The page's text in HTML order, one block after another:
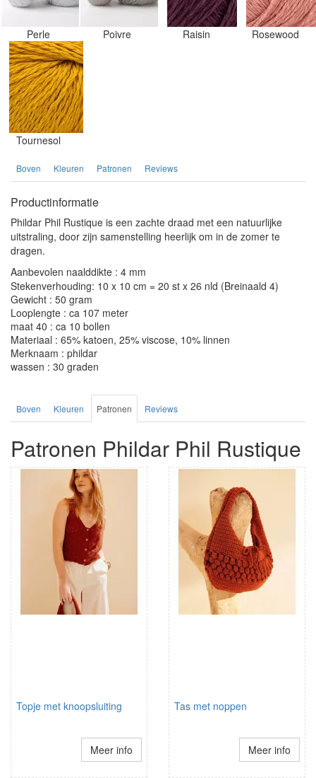
Perle Poivre Raisin Rosewood
Tournesol
Boven Kleuren Patronen Reviews
Productinformatie
Phildar Phil Rustique is een zachte draad met een natuurlijke
uitstraling, door zijn samenstelling heerlijk om in de zomer te
dragen.
Aanbevolen naalddikte : 4 mm
Stekenverhouding: 10 x 10 cm = 20 st x 26 nld (Breinaald 4)
Gewicht : 50 gram
Looplengte : ca 107 meter
maat 40 : ca 10 bollen
Materiaal : 65% katoen, 25% viscose, 10% linnen
Merknaam : phildar
wassen : 30 graden
Boven Kleuren Patronen Reviews
Patronen Phildar Phil Rustique
Topje met knoopsluiting
Meer info
Tas met noppen
Meer info